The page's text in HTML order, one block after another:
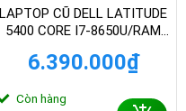
LAPTOP CŨ DELL LATITUDE
5400 CORE I7-8650U/RAM
INCH
6.390.000₫
Còn hàng